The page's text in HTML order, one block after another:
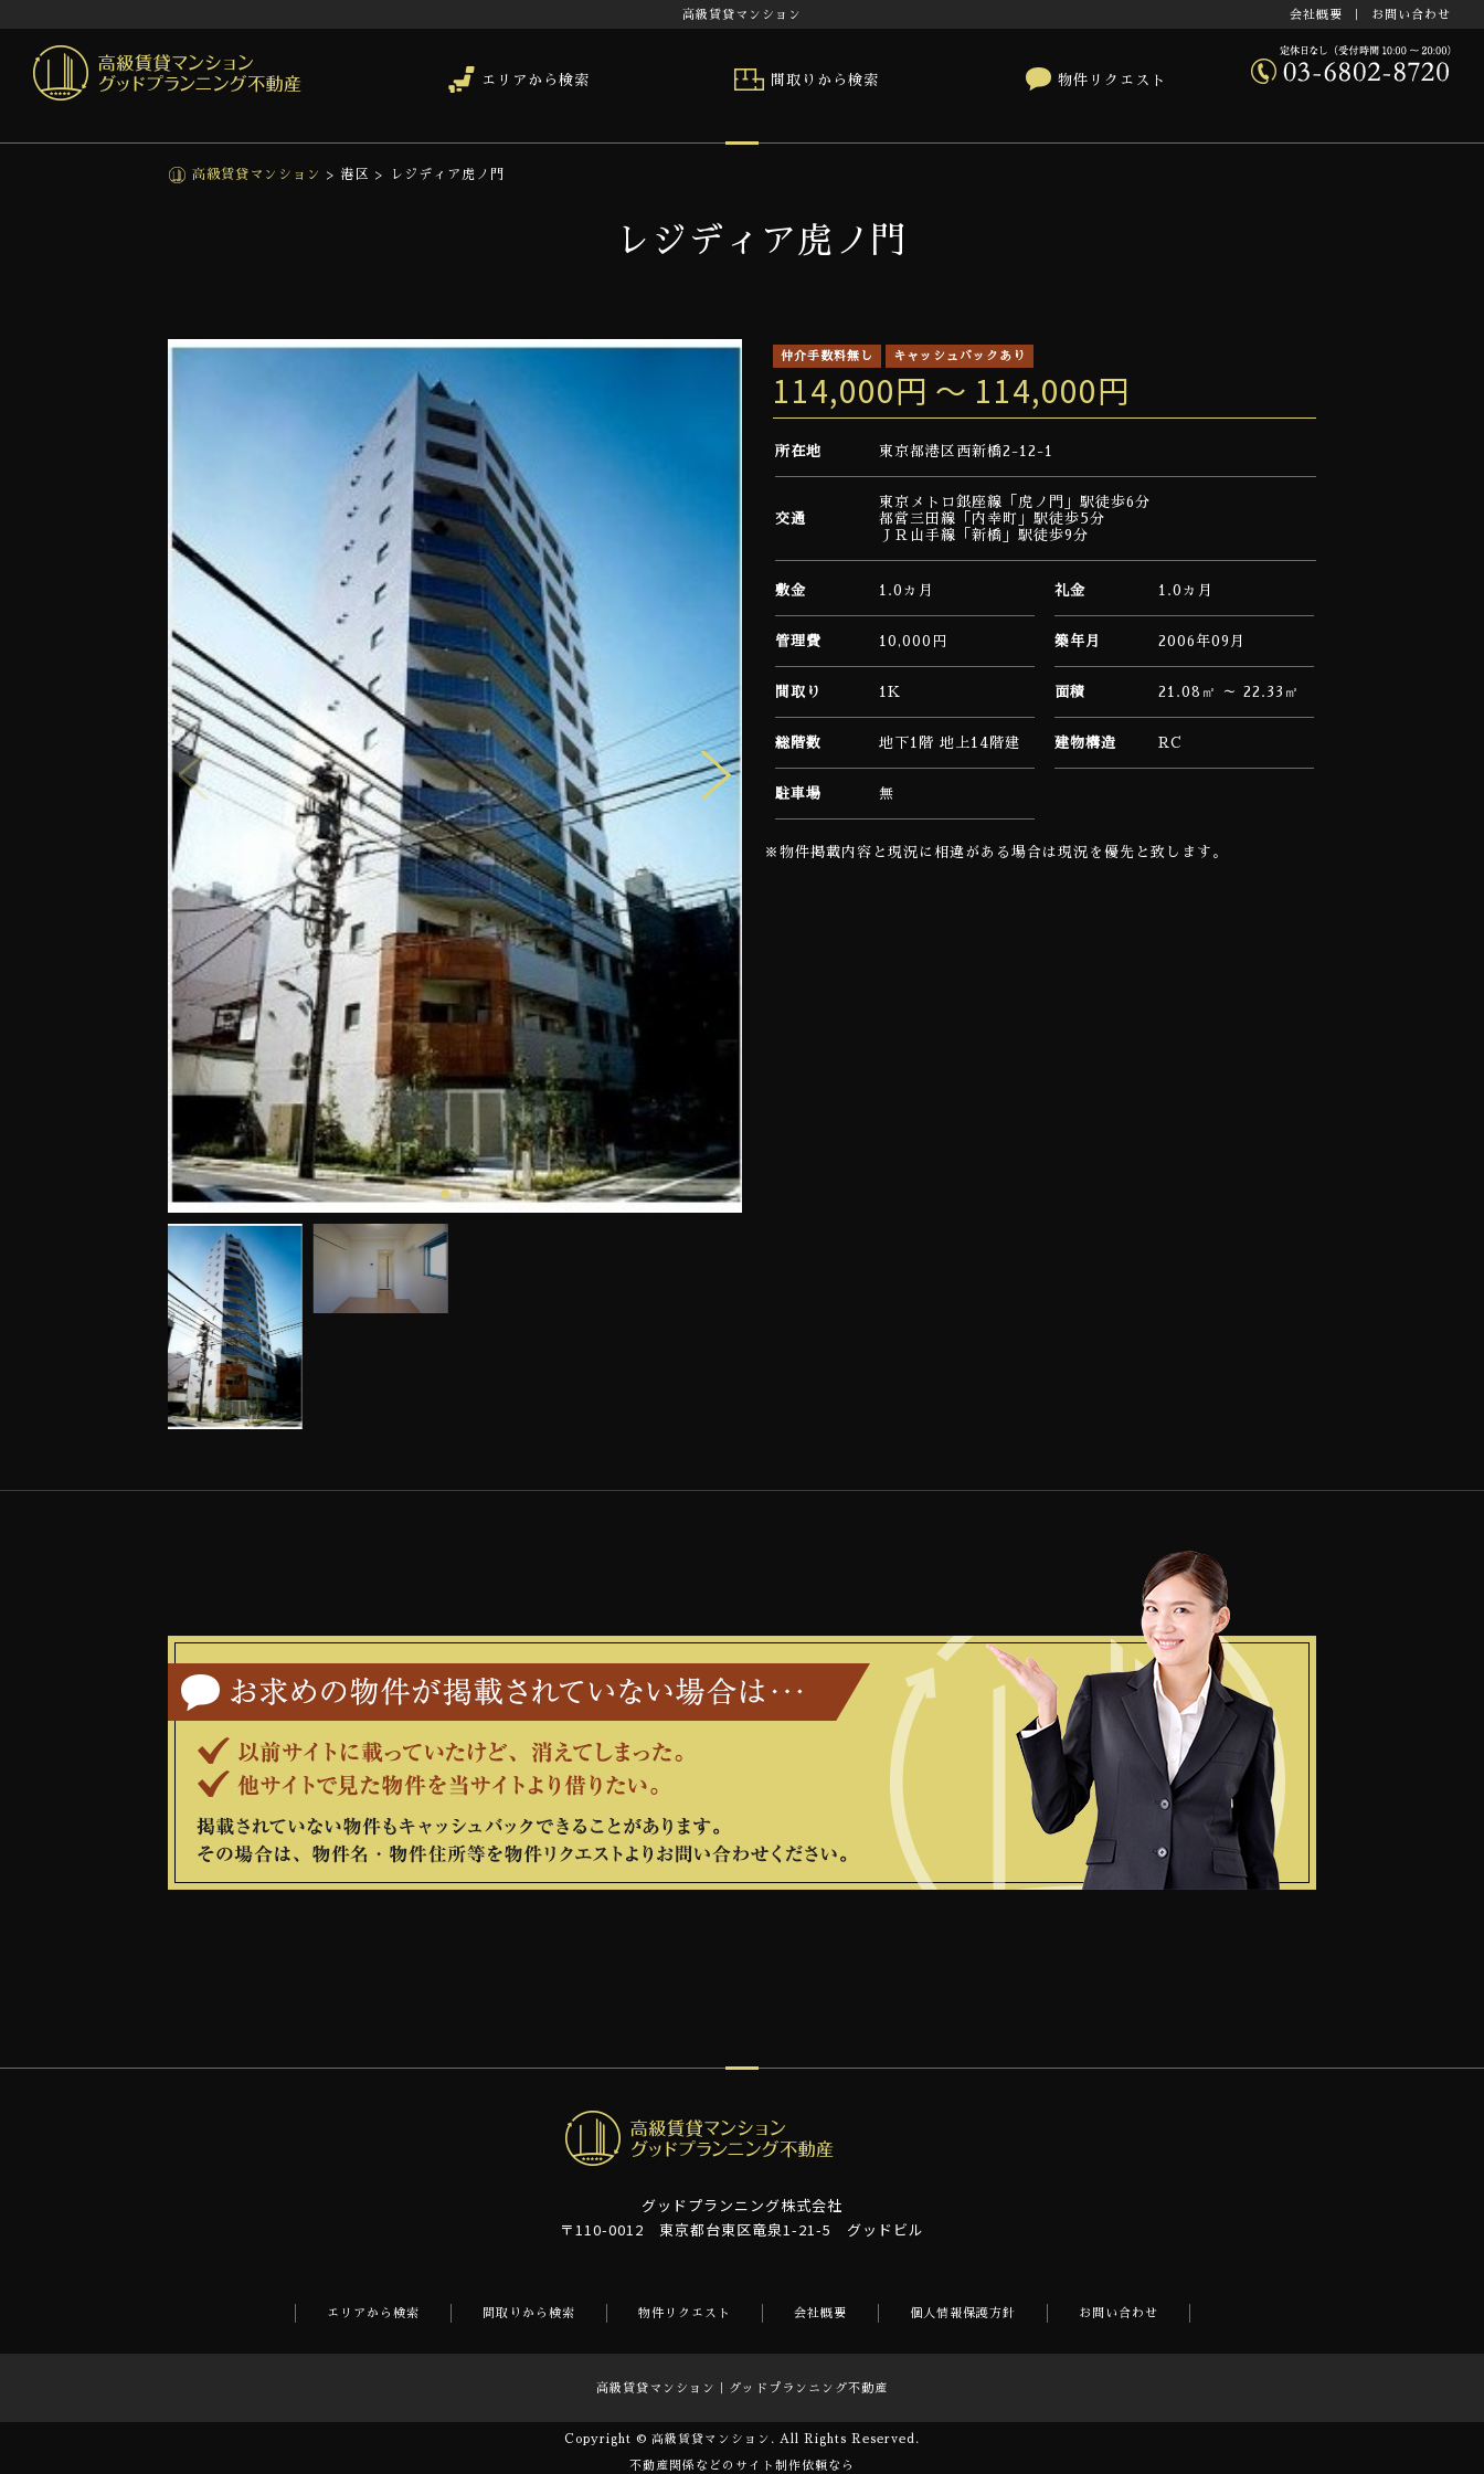
高級賃貸マンション 会社概要 お問い合わせ
エリアから検索 間取りから検索 物件リクエスト
高級賃貸マンション > 港区 > レジディア虎ノ門
レジディア虎ノ門
仲介手数料無し キャッシュバックあり
114,000円 ～ 114,000円
所在地 東京都港区西新橋2-12-1
交通
東京メトロ銀座線「虎ノ門」駅徒歩6分
都営三田線「内幸町」駅徒歩5分
ＪＲ山手線「新橋」駅徒歩9分
敷金 1.0ヵ月 礼金 1.0ヵ月
管理費 10,000円 築年月 2006年09月
間取り 1K 面積 21.08㎡ ～ 22.33㎡
総階数 地下1階 地上14階建 建物構造 RC
駐車場 無
※物件掲載内容と現況に相違がある場合は現況を優先と致します。
グッドプランニング株式会社
〒110-0012 東京都台東区竜泉1-21-5 グッドビル
エリアから検索 間取りから検索 物件リクエスト 会社概要 個人情報保護方針 お問い合わせ
高級賃貸マンション｜グッドプランニング不動産
Copyright © 高級賃貸マンション. All Rights Reserved.
不動産関係などのサイト制作依頼なら